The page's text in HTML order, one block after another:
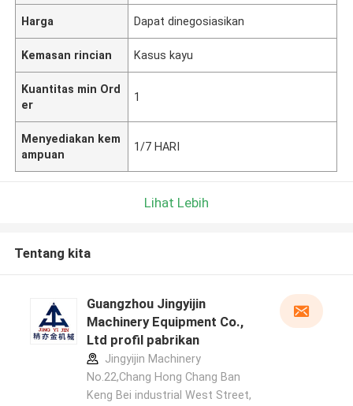
Harga Dapat dinegosiasikan
Kemasan rincian Kasus kayu
Kuantitas min Ord
er
1
Menyediakan kem
ampuan
1/7 HARI
Lihat Lebih
Tentang kita
Guangzhou Jingyijin
Machinery Equipment Co.,
Ltd profil pabrikan
Jingyijin Machinery
No.22,Chang Hong Chang Ban
Keng Bei industrial West Street,